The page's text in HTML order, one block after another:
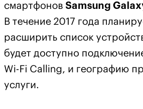
смартфонов Samsung
В течение 2017 года
расширить список
будет доступно
Wi-Fi Calling, и географию
услуги.